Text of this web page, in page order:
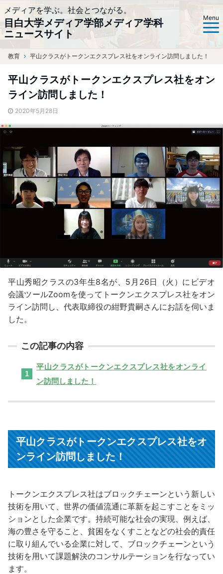
メディアを学ぶ。社会とつながる。
目白大学メディア学部メディア学科
ニュースサイト
Menu
ホーム
教育 平山クラスがトークンエクスプレス社をオンライン訪問しました！
平山クラスがトークンエクスプレス社をオン
ライン訪問しました！
2020年5月28日
平山秀昭クラスの3年生8名が、5月26日（火）にビデオ
会議ツールZoomを使ってトークンエクスプレス社をオン
ライン訪問し、代表取締役の紺野貴嗣さんにお話を伺いま
した。
平山クラスがトークンエクスプレス社をオンライ
ン訪問しました！
平山クラスがトークンエクスプレス社をオ
ンライン訪問しました！
トークンエクスプレス社はブロックチェーンという新しい
技術を用いて、世界の価値流通に革新を起こすことをミッ
ションとした企業です。持続可能な社会の実現、例えば、
海の豊さを守ること、貧困をなくすことなどの社会的責任
に取り組んでいる企業に対して、ブロックチェーンという
技術を用いて課題解決のコンサルテーションを行なってい
ます。